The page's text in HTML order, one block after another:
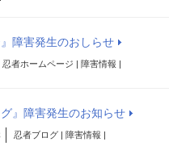
障害発生のおしらせ
忍者ホームページ | 障害情報 |
グ』障害発生のお知らせ
忍者ブログ | 障害情報 |